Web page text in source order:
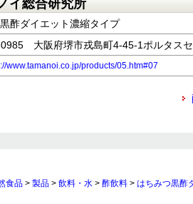
イ総合研究所
酢ダイエット濃縮タイプ
大阪府堺市戎島町4-45-1ポルタス
www.tamanoi.co.jp/products/05.htm#07
食品 > 製品 > 飲料・水 > 酢飲料 > はちみつ黒酢